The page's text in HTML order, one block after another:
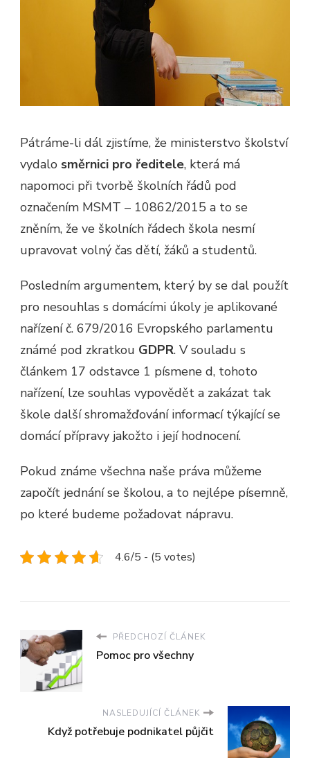
Pátráme-li dál zjistíme, že ministerstvo školství
vydalo směrnici pro ředitele, která má
napomoci při tvorbě školních řádů pod
označením MSMT – 10862/2015 a to se
zněním, že ve školních řádech škola nesmí
upravovat volný čas dětí, žáků a studentů.
Posledním argumentem, který by se dal použít
pro nesouhlas s domácími úkoly je aplikované
nařízení č. 679/2016 Evropského parlamentu
známé pod zkratkou GDPR. V souladu s
článkem 17 odstavce 1 písmene d, tohoto
nařízení, lze souhlas vypovědět a zakázat tak
škole další shromažďování informací týkající se
domácí přípravy jakožto i její hodnocení.
Pokud známe všechna naše práva můžeme
započít jednání se školou, a to nejlépe písemně,
po které budeme požadovat nápravu.
4.6/5 - (5 votes)
PŘEDCHOZÍ ČLÁNEK
Pomoc pro všechny
NASLEDUJÍCÍ ČLÁNEK
Když potřebuje podnikatel půjčit